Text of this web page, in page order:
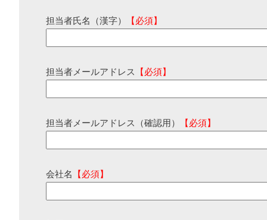
担当者氏名（漢字） 【必須】
担当者メールアドレス 【必須】
担当者メールアドレス（確認用） 【必須】
会社名 【必須】